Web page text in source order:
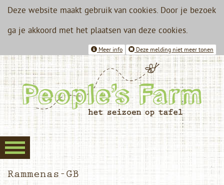
Deze website maakt gebruik van cookies. Door je bezoek
ga je akkoord met het plaatsen van deze cookies.
Deze melding niet meer tonen
Meer info
Rammenas-GB